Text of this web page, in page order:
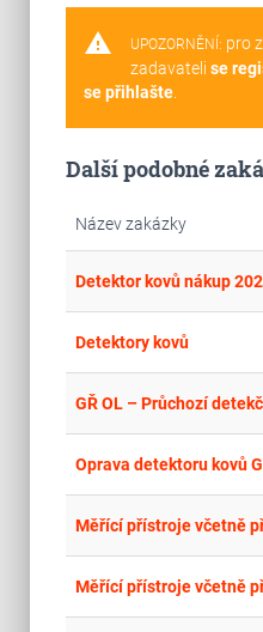
warning UPOZORNĚNÍ: pro
zadavateli se
se přihlašte.
Další podobné
Název zakázky
Detektor kovů nákup
Detektory kovů
GŘ OL – Průchozí
Oprava detektoru kovů
Měřící přístroje včetně
Měřící přístroje včetně